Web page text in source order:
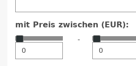
mit Preis zwischen (EUR):
-